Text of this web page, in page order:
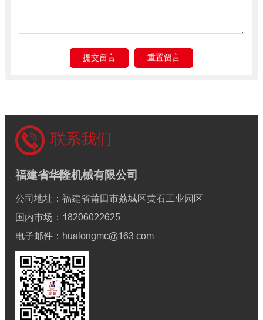
联系我们
福建省华隆机械有限公司
公司地址：福建省莆田市荔城区黄石工业园区
国内市场：18206022625
电子邮件：hualongmc@163.com